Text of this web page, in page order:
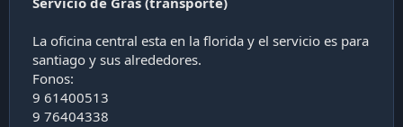
La oficina central esta en la florida y el servicio es para
santiago y sus alrededores.
Fonos:
9 61400513
9 76404338